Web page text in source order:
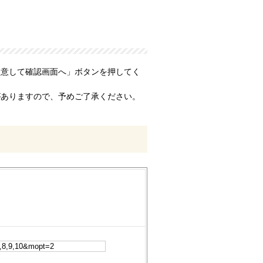
して確認画面へ」ボタンを押してく
りますので、予めご了承ください。